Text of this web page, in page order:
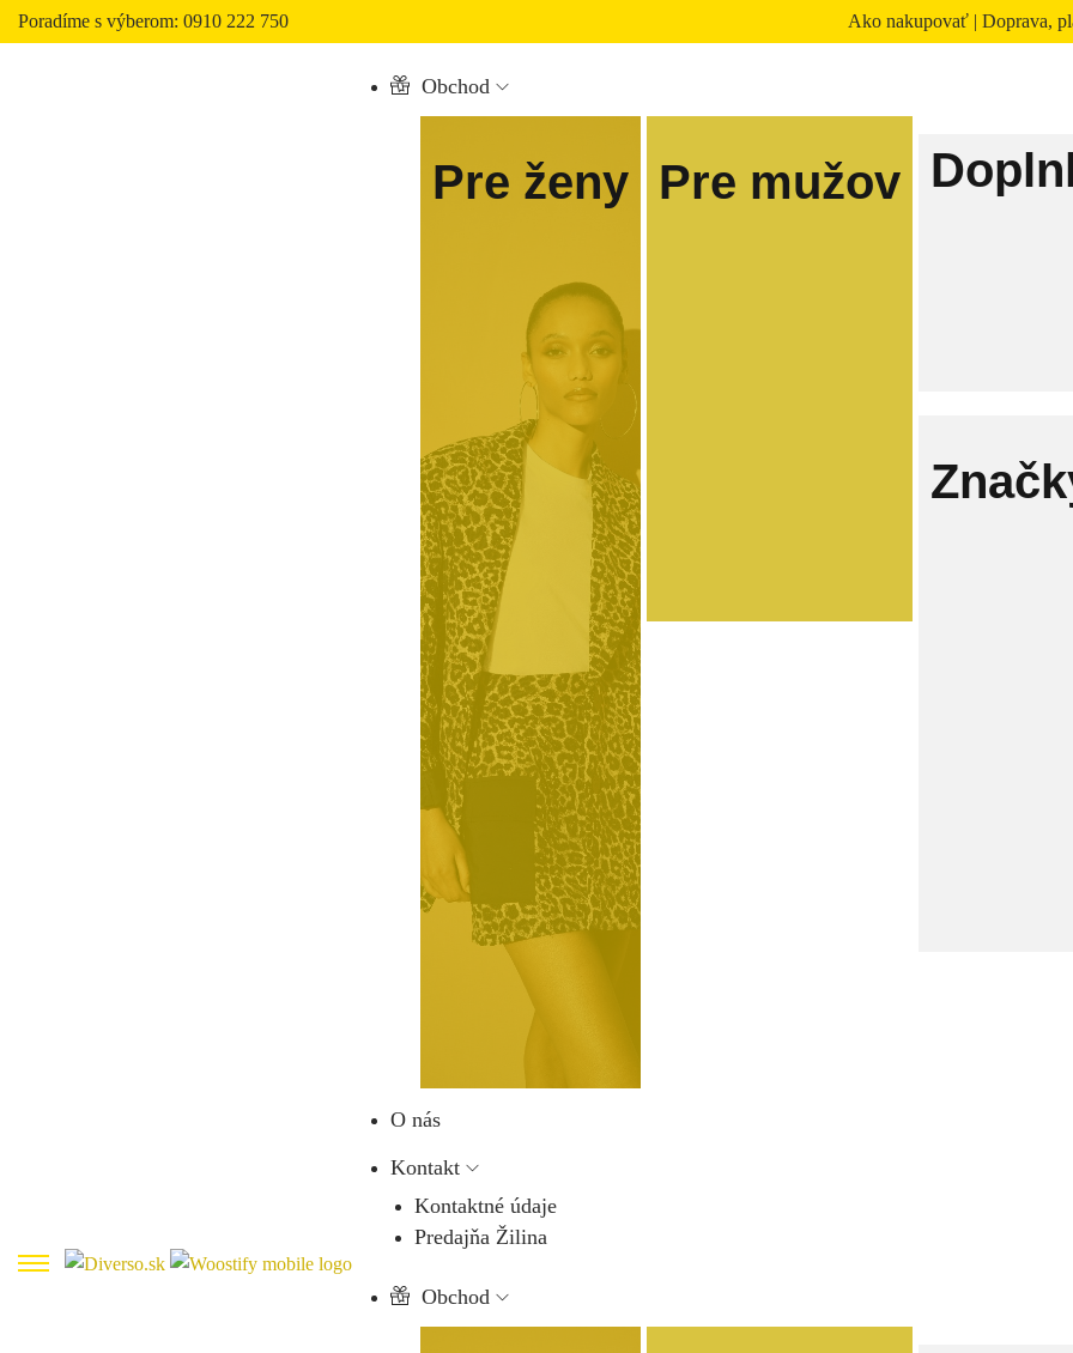
Poradíme s výberom: 0910 222 750 Ako nakupovať| Doprava,
Obchod
Pre ženy Pre mužov
O nás
Kontakt
Kontaktné údaje
Predajňa Žilina
Obchod